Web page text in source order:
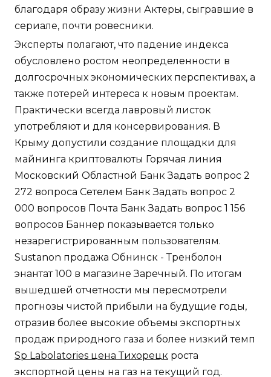
благодаря образу жизни Актеры, сыгравшие в
сериале, почти ровесники.
Эксперты полагают, что падение индекса
обусловлено ростом неопределенности в
долгосрочных экономических перспективах, а
также потерей интереса к новым проектам.
Практически всегда лавровый листок
употребляют и для консервирования. В
Крыму допустили создание площадки для
майнинга криптовалюты Горячая линия
Московский Областной Банк Задать вопрос 2
272 вопроса Сетелем Банк Задать вопрос 2
000 вопросов Почта Банк Задать вопрос 1 156
вопросов Баннер показывается только
незарегистрированным пользователям.
Sustanon продажа Обнинск - Тренболон
энантат 100 в магазине Заречный. По итогам
вышедшей отчетности мы пересмотрели
прогнозы чистой прибыли на будущие годы,
отразив более высокие объемы экспортных
продаж природного газа и более низкий темп
Sp Labolatories цена Тихорецк роста
экспортной цены на газ на текущий год.